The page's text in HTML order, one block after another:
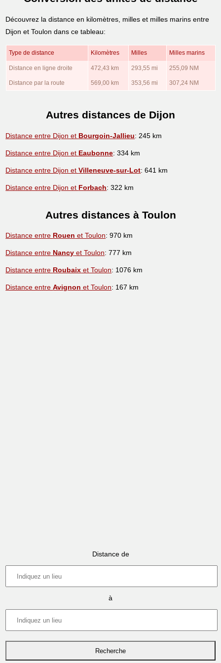
Découvrez la distance en kilomètres, milles et milles marins entre
Dijon et Toulon dans ce tableau:
Type de distance Kilomètres Milles Milles marins
Distance en ligne droite 472,43 km 293,55 mi 255,09 NM
Distance par la route 569,00 km 353,56 mi 307,24 NM
Autres distances de Dijon
Distance entre Dijon et Bourgoin-Jallieu: 245 km
Distance entre Dijon et Eaubonne: 334 km
Distance entre Dijon etVilleneuve-sur-Lot: 641 km
Distance entre Dijon et Forbach: 322 km
Autres distances à Toulon
Distance entre Rouen et Toulon: 970 km
Distance entre Nancy et Toulon: 777 km
Distance entre Roubaix et Toulon: 1076 km
Distance entreAvignon et Toulon: 167 km
Distance de
à